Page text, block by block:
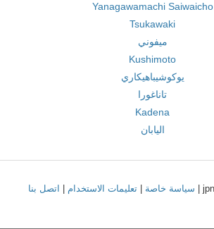
Yanagawamachi Saiwaicho
Tsukawaki
ميفوني
Kushimoto
يوكوشيباهيكاري
تاناغورا
Kadena
اليابان
سياسة خاصة |تعليمات الاستخدام اتصل بنا